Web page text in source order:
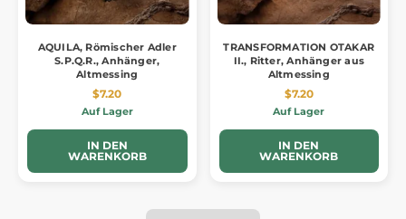
AQUILA, Römischer Adler
S.P.Q.R., Anhänger,
Altmessing
$7.20
Auf Lager
IN DEN
WARENKORB
TRANSFORMATION OTAKAR
II., Ritter, Anhänger aus
Altmessing
$7.20
Auf Lager
IN DEN
WARENKORB